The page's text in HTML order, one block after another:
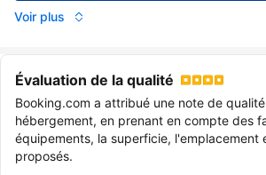
Voir plus
Évaluation de la qualité
Booking.com a attribué une note de
hébergement, en prenant en compte des
équipements, la superficie, l'emplacement
proposés.